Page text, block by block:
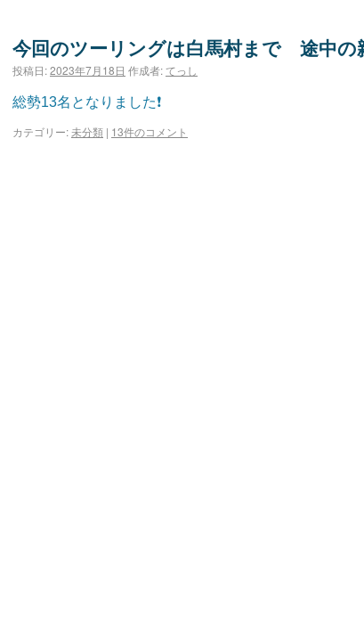
今回のツーリングは白馬村まで 途中の
投稿日:2023年7月18日 作成者:てっし
総勢13名となりました❗
カテゴリー:未分類 | 13件のコメント